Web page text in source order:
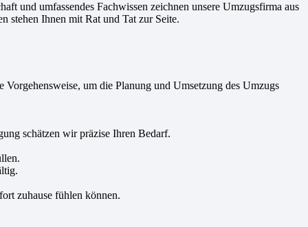
und umfassendes Fachwissen zeichnen unsere Umzugsfirma aus
stehen Ihnen mit Rat und Tat zur Seite.
um die Planung und Umsetzung des Umzugs
schätzen wir präzise Ihren Bedarf.
zuhause fühlen können.